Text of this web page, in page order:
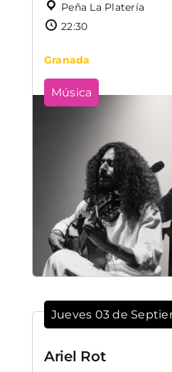
Peña La Platería
22:30
Granada
Música
Jueves 03 de
Ariel Rot